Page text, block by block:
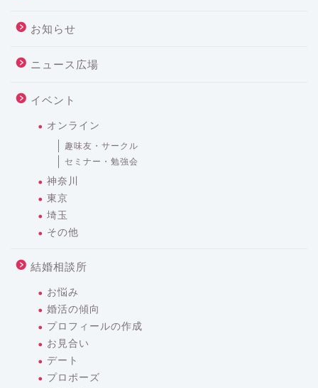
お知らせ
ニュース広場
イベント
オンライン
趣味友・サークル
セミナー・勉強会
神奈川
東京
埼玉
その他
結婚相談所
お悩み
婚活の傾向
プロフィールの作成
お見合い
デート
プロポーズ